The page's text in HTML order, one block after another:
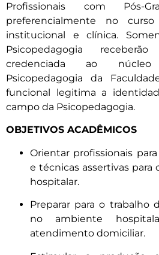
Profissionais com Pós-
preferencialmente no
institucional e clínica.
Psicopedagogia
credenciada ao
Psicopedagogia da
funcional legitima a
campo da Psicopedagogia.
OBJETIVOS ACADÊMICOS
Orientar profissionais
e técnicas assertivas para
hospitalar.
Preparar para o trabalho
no ambiente
atendimento domiciliar.